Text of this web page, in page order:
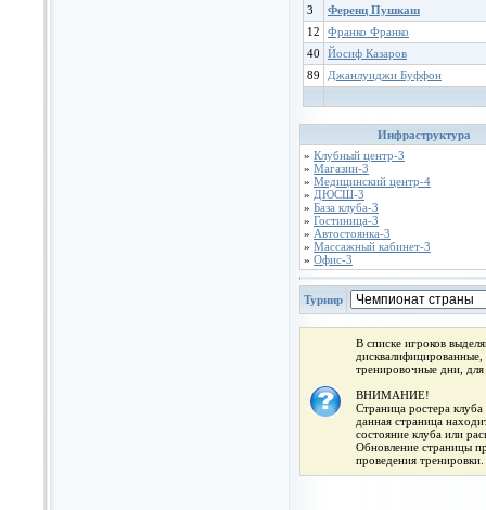
3
Ференц Пушкаш
12
Франко Франко
40
Йосиф Казаров
89
Джанлуиджи Буффон
Инфраструктура
» Клубный центр-3
» Магазин-3
» Медицинский центр-4
» ДЮСШ-3
» База клуба-3
» Гостиница-3
» Автостоянка-3
» Массажный кабинет-3
» Офис-3
Турнир
В списке игроков
тренировочные дни,
ВНИМАНИЕ!
Страница ростера
данная страница
состояние клуба или
Обновление страницы
проведения тренировки.